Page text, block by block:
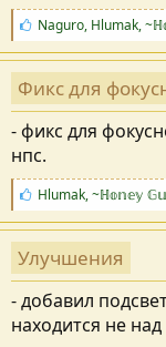
С
и
м
п
а
т
и
и
:
Naguro, Hlumak,
Фикс для
- фикс для
нпс.
С
и
м
п
а
т
и
и
:
Hlumak,~ℍ𝕠𝕟𝕖𝕪
Улучшения
- добавил
находится не над